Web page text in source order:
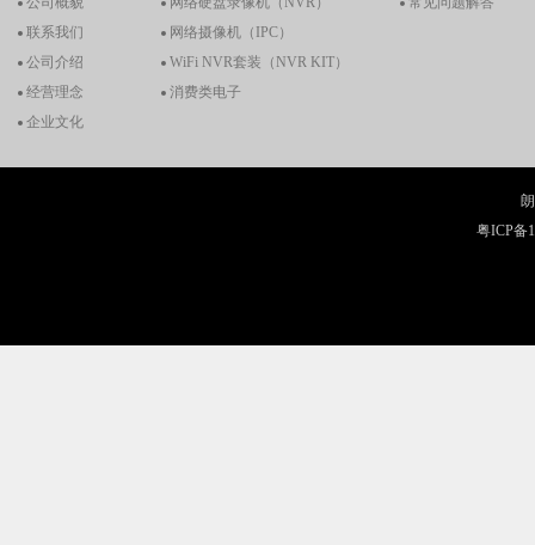
联系我们
公司介绍
经营理念
企业文化
网络摄像机（IPC）
WiFi NVR套装（NVR KIT）
消费类电子
粤ICP备